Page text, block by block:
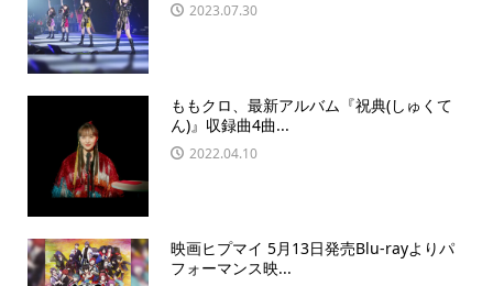
2023.07.30
ももクロ、最新アルバム『祝典(しゅくて
ん)』収録曲4曲...
2022.04.10
映画ヒプマイ 5月13日発売Blu-rayよりパ
フォーマンス映...